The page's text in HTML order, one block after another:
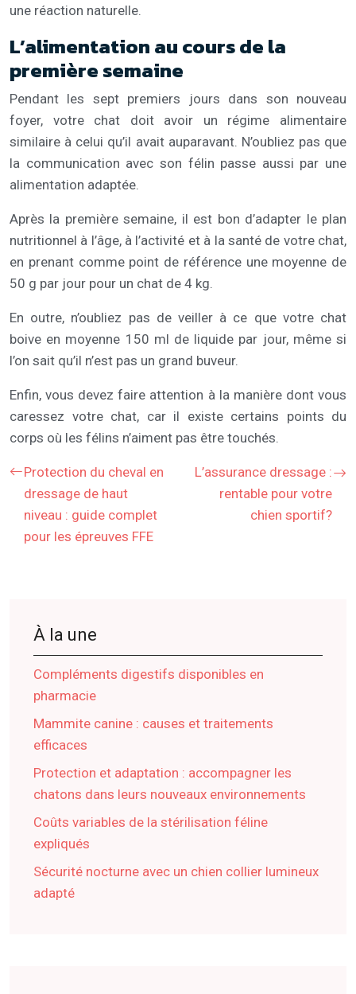
une réaction naturelle.
L’alimentation au cours de la
première semaine
Pendant les sept premiers jours dans son nouveau
foyer, votre chat doit avoir un régime alimentaire
similaire à celui qu’il avait auparavant. N’oubliez pas que
la communication avec son félin passe aussi par une
alimentation adaptée.
Après la première semaine, il est bon d’adapter le plan
nutritionnel à l’âge, à l’activité et à la santé de votre chat,
en prenant comme point de référence une moyenne de
50 g par jour pour un chat de 4 kg.
En outre, n’oubliez pas de veiller à ce que votre chat
boive en moyenne 150 ml de liquide par jour, même si
l’on sait qu’il n’est pas un grand buveur.
Enfin, vous devez faire attention à la manière dont vous
caressez votre chat, car il existe certains points du
corps où les félins n’aiment pas être touchés.
Protection du cheval en
dressage de haut
niveau : guide complet
pour les épreuves FFE
L’assurance dressage :
rentable pour votre
chien sportif?
À la une
Compléments digestifs disponibles en
pharmacie
Mammite canine : causes et traitements
efficaces
Protection et adaptation : accompagner les
chatons dans leurs nouveaux environnements
Coûts variables de la stérilisation féline
expliqués
Sécurité nocturne avec un chien collier lumineux
adapté